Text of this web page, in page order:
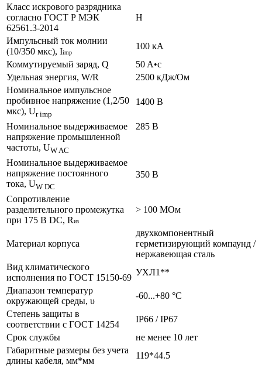
Класс искрового разрядника
согласно ГОСТ Р МЭК
62561.3-2014
H
Импульсный ток молнии
(10/350 мкс), Iimp
100 кА
Коммутируемый заряд, Q
50 A•с
Удельная энергия, W/R
2500 кДж/Ом
Номинальное импульсное
пробивное напряжение (1,2/50
мкс), Ur imp
1400 В
Номинальное выдерживаемое
напряжение промышленной
частоты, UW AC
285 В
Номинальное выдерживаемое
напряжение постоянного
тока, UW DC
350 В
Сопротивление
разделительного промежутка
при 175 В DC, Rиз
> 100 МОм
Материал корпуса
двухкомпонентный
герметизирующий компаунд /
нержавеющая сталь
Вид климатического
исполнения по ГОСТ 15150-69
УХЛ1**
Диапазон температур
окружающей среды, υ
-60...+80 °C
Степень защиты в
соответствии с ГОСТ 14254
IP66 / IP67
Cрок службы
не менее 10 лет
Габаритные размеры без учета
длины кабеля, мм*мм
119*44.5